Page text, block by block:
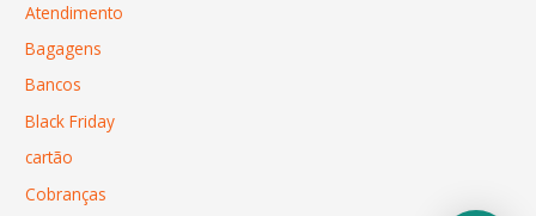
Atendimento
Bagagens
Bancos
Black Friday
cartão
Cobranças